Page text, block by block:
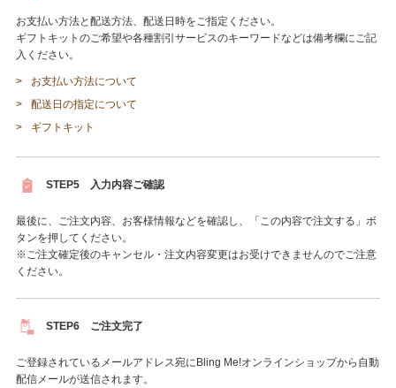
お支払い方法と配送方法、配送日時をご指定ください。
ギフトキットのご希望や各種割引サービスのキーワードなどは備考欄にご記
入ください。
お支払い方法について
配送日の指定について
ギフトキット
STEP5 入力内容ご確認
最後に、ご注文内容、お客様情報などを確認し、「この内容で注文する」ボ
タンを押してください。
※ご注文確定後のキャンセル・注文内容変更はお受けできませんのでご注意
ください。
STEP6 ご注文完了
ご登録されているメールアドレス宛にBling Me!オンラインショップから自動
配信メールが送信されます。